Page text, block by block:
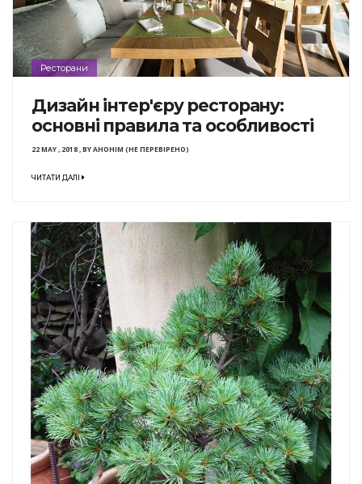
Ресторани
Дизайн інтер'єру ресторану:
основні правила та особливості
22 MAY , 2018,BYАНОНІМ (НЕ ПЕРЕВІРЕНО)
ЧИТАТИ ДАЛІ